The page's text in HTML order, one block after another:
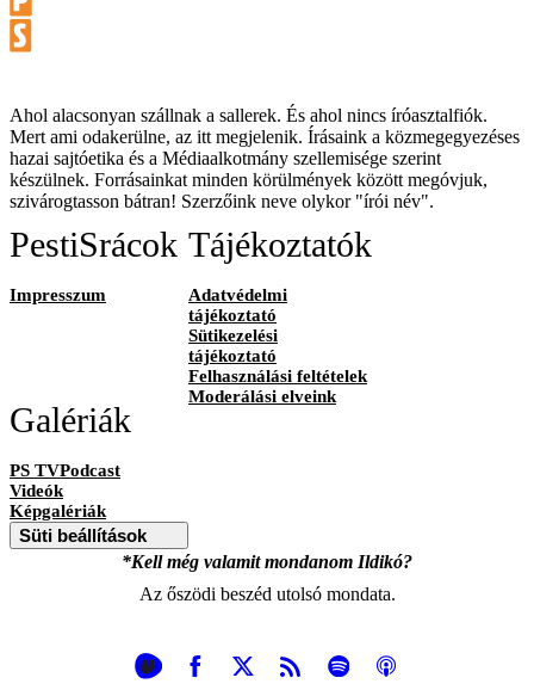
Ahol alacsonyan szállnak a sallerek. És ahol nincs íróasztalfiók.
Mert ami odakerülne, az itt megjelenik. Írásaink a közmegegyezéses
hazai sajtóetika és a Médiaalkotmány szellemisége szerint
készülnek. Forrásainkat minden körülmények között megóvjuk,
szivárogtasson bátran! Szerzőink neve olykor "írói név".
PestiSrácok
Impresszum
Tájékoztatók
Adatvédelmi
tájékoztató
Sütikezelési
tájékoztató
Felhasználási feltételek
Moderálási elveink
Galériák
PS TVPodcast
Videók
Képgalériák
Süti beállítások
*Kell még valamit mondanom Ildikó?
Az őszödi beszéd utolsó mondata.